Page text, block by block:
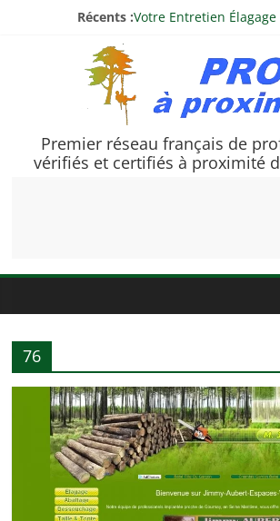
Récents :Votre Entretien
Élagage Villiers
Dibard Espaces Verts
Lesage Élagage
Pro
votre
service
Premier réseau français de
vérifiés et certifiés à proximité
76